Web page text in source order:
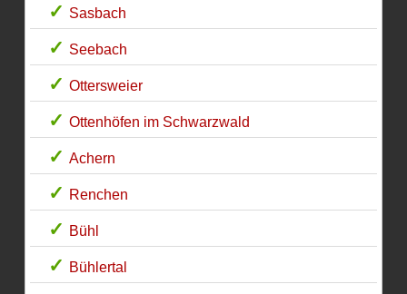
Sasbach
Seebach
Ottersweier
Ottenhöfen im Schwarzwald
Achern
Renchen
Bühl
Bühlertal